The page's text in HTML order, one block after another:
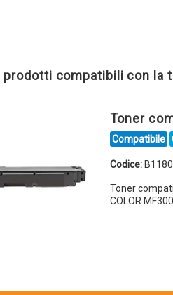
prodotti compatibili con la
Toner
Compatibile
Codice:
Toner
COLOR